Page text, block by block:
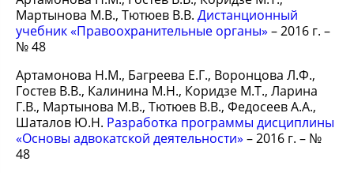
Мартынова М.В., Тютюев В.В. Дистанционный
учебник «Правоохранительные органы» – 2016 г. –
№ 48
Артамонова Н.М., Багреева Е.Г., Воронцова Л.Ф.,
Гостев В.В., Калинина М.Н., Коридзе М.Т., Ларина
Г.В., Мартынова М.В., Тютюев В.В., Федосеев А.А.,
Шаталов Ю.Н. Разработка программы дисциплины
«Основы адвокатской деятельности» – 2016 г. – №
48